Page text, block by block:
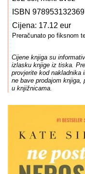
ISBN
Cijena: 17.12 eur
Preračunato po fiksnom
Cijene knjiga su
izlasku knjige iz tiska.
provjerite kod nakladnika
ne bave prodajom
u knjižnicama.